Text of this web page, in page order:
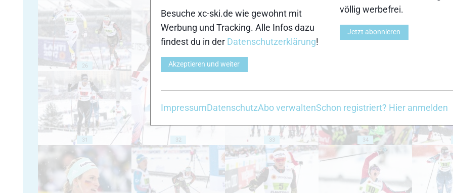
26 27
31 32 33 34
Besuche xc-ski.de wie gewohnt mit
Werbung und Tracking. Alle Infos dazu
findest du in der Datenschutzerklärung!
Akzeptieren und weiter
völlig werbefrei.
Jetzt abonnieren
ImpressumDatenschutzAbo verwaltenSchon registriert? Hier anmelden